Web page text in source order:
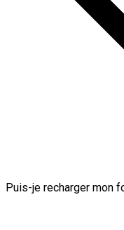
Puis-je recharger mon